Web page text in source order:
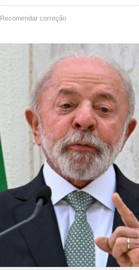
Recomendar correção